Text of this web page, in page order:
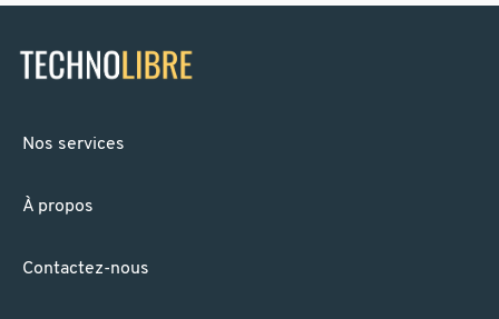
Nos services
À propos
Contactez-nous